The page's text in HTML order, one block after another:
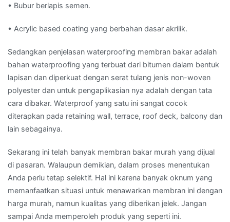
• Bubur berlapis semen.
• Acrylic based coating yang berbahan dasar akrilik.
Sedangkan penjelasan waterproofing membran bakar adalah
bahan waterproofing yang terbuat dari bitumen dalam bentuk
lapisan dan diperkuat dengan serat tulang jenis non-woven
polyester dan untuk pengaplikasian nya adalah dengan tata
cara dibakar. Waterproof yang satu ini sangat cocok
diterapkan pada retaining wall, terrace, roof deck, balcony dan
lain sebagainya.
Sekarang ini telah banyak membran bakar murah yang dijual
di pasaran. Walaupun demikian, dalam proses menentukan
Anda perlu tetap selektif. Hal ini karena banyak oknum yang
memanfaatkan situasi untuk menawarkan membran ini dengan
harga murah, namun kualitas yang diberikan jelek. Jangan
sampai Anda memperoleh produk yang seperti ini.